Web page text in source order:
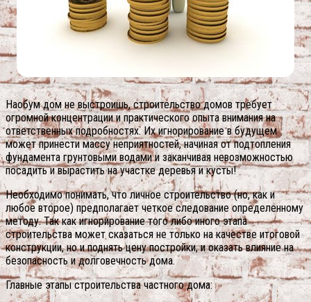
Наобум дом не выстроишь, строительство домов требует
огромной концентрации и практического опыта внимания на
ответственных подробностях. Их игнорирование в будущем
может принести массу неприятностей, начиная от подтопления
фундамента грунтовыми водами и заканчивая невозможностью
посадить и вырастить на участке деревья и кусты!
Необходимо понимать, что личное строительство (но, как и
любое второе) предполагает четкое следование определенному
методу. Так как игнорирование того либо иного этапа
строительства может сказаться не только на качестве итоговой
конструкции, но и поднять цену постройки, и оказать влияние на
безопасность и долговечность дома.
Главные этапы строительства частного дома: